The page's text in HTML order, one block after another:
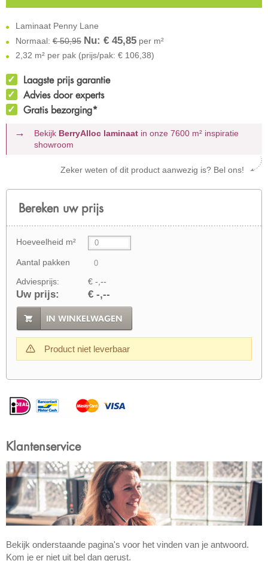
Laminaat Penny Lane
Normaal: € 50,95 Nu: € 45,85 per m²
2,32 m² per pak (prijs/pak: € 106,38)
Laagste prijs garantie
Advies door experts
Gratis bezorging*
Bekijk BerryAlloc laminaatin onze 7600 m² inspiratie
showroom
Zeker weten of dit product aanwezig is? Bel ons!
Bereken uw prijs
Hoeveelheid m²
Aantal pakken
Adviesprijs: € -,--
Uw prijs: € -,--
IN WINKELWAGEN
Product niet leverbaar
Klantenservice
Bekijk onderstaande pagina's voor het vinden van je antwoord.
Kom je er niet uit bel dan gerust.